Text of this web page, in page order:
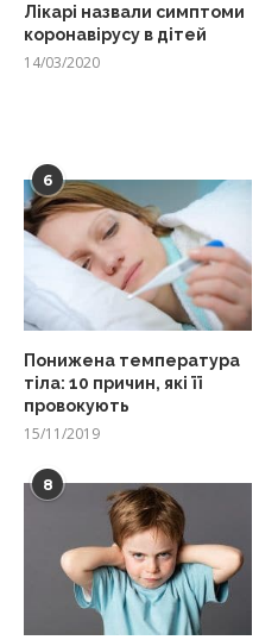
Лікарі назвали симптоми
коронавірусу в дітей
14/03/2020
6
Понижена температура
тіла: 10 причин, які її
провокують
15/11/2019
8